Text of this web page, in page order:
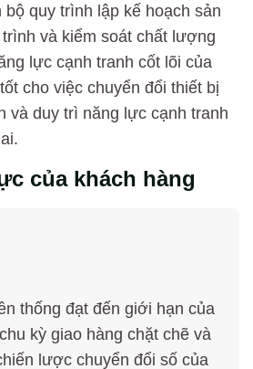
quy trình lập kế hoạch sản
và kiểm soát chất lượng
lực cạnh tranh cốt lõi của
cho việc chuyển đổi thiết bị
và duy trì năng lực cạnh tranh
của khách hàng
thống đạt đến giới hạn của
kỳ giao hàng chặt chẽ và
lược chuyển đổi số của